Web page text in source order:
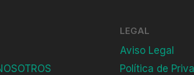
LEGAL
Aviso Legal
Política de